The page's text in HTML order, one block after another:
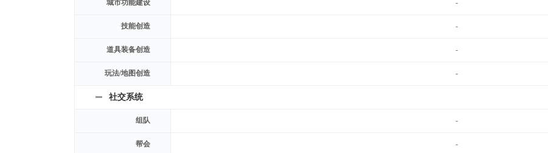
城市功能建设 -
技能创造 -
道具装备创造 -
玩法/地图创造 -
社交系统
组队 -
帮会 -